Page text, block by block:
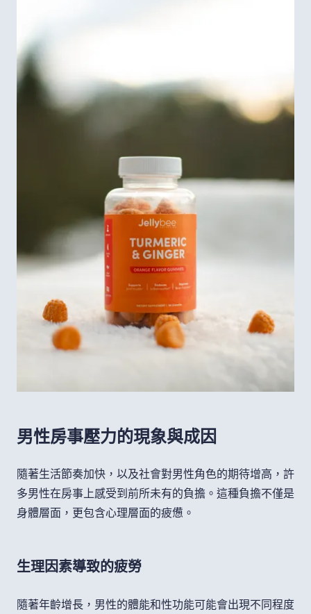
男性房事壓力的現象與成因
隨著生活節奏加快，以及社會對男性角色的期待增高，許
多男性在房事上感受到前所未有的負擔。這種負擔不僅是
身體層面，更包含心理層面的疲憊。
生理因素導致的疲勞
隨著年齡增長，男性的體能和性功能可能會出現不同程度